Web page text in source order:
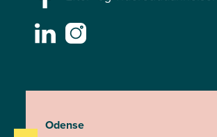
Odense